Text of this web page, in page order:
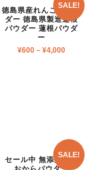
SALE!
徳島県産れんこんパウ
ダー 徳島県製造蓮根
パウダー 蓮根パウダ
ー
¥600– ¥4,000
SALE!
セール中 無添加国産